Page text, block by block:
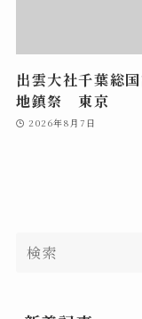
出雲大社千葉総
地鎮祭 東京
2026年8月7日